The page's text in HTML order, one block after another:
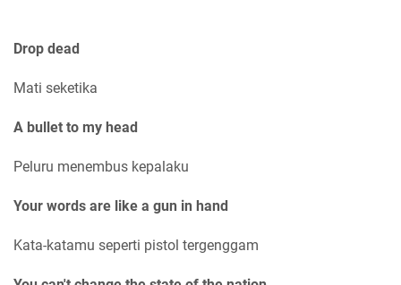
Drop dead
Mati seketika
A bullet to my head
Peluru menembus kepalaku
Your words are like a gun in hand
Kata-katamu seperti pistol tergenggam